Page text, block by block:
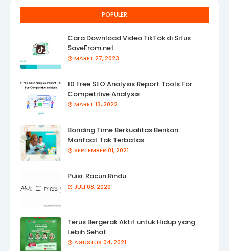
POPULER
Cara Download Video TikTok di Situs
SaveFrom.net
MARET 27, 2023
10 Free SEO Analysis Report Tools For
Competitive Analysis
MARET 13, 2022
Bonding Time Berkualitas Berikan
Manfaat Tak Terbatas
SEPTEMBER 01, 2021
Puisi: Racun Rindu
JULI 08, 2020
Terus Bergerak Aktif untuk Hidup yang
Lebih Sehat
AGUSTUS 04, 2021